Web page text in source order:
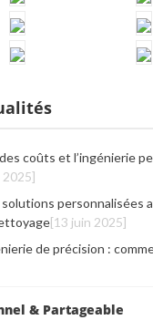
coûts et l’ingénierie
2025]
personnalisées
[13 juin 2025]
de précision :
& Partageable